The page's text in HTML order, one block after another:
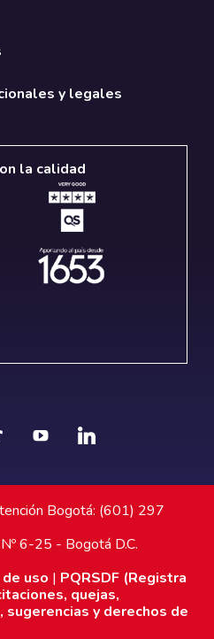
y legales
la calidad
Bogotá: (601) 297
6-25 - Bogotá D.C.
uso | PQRSDF (Registra
quejas,
sugerencias y derechos de